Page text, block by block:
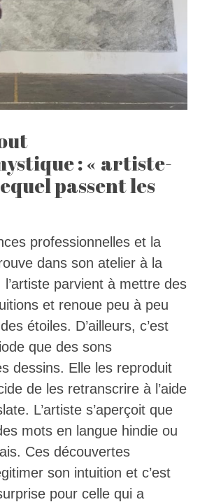
: « artiste-
passent les
professionnelles et la
dans son atelier à la
l’artiste parvient à mettre des
et renoue peu à peu
étoiles. D’ailleurs, c’est
que des sons
dessins. Elle les reproduit
de les retranscrire à l’aide
L’artiste s’aperçoit que
mots en langue hindie ou
Ces découvertes
son intuition et c’est
pour celle qui a